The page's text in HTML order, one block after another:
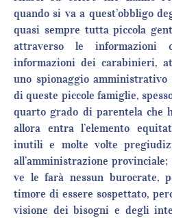
quando si va a quest’obbligo
quasi sempre tutta piccola
attraverso le informazioni
informazioni dei carabinieri,
uno spionaggio
di queste piccole famiglie,
quarto grado di parentela che
allora entra l’elemento
inutili e molte volte
all’amministrazione
ve le farà nessun burocrate,
timore di essere sospettato,
visione dei bisogni e degli